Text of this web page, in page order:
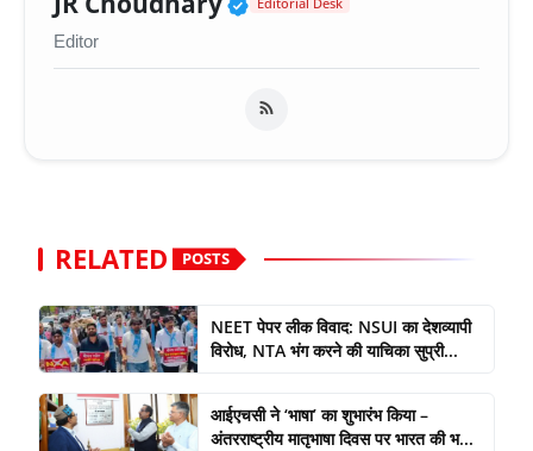
Editor
RELATED POSTS
NEET पेपर लीक विवाद: NSUI का देशव्यापी
विरोध, NTA भंग करने की याचिका सुप्री...
आईएचसी ने ‘भाषा’ का शुभारंभ किया –
अंतरराष्ट्रीय मातृभाषा दिवस पर भारत की भ...